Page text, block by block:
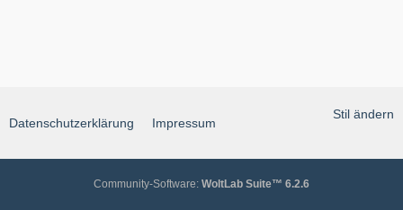
Stil ändern
Datenschutzerklärung Impressum
Community-Software: WoltLab Suite™ 6.2.6